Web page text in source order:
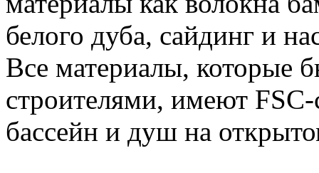
белого дуба, сайдинг и
Все материалы, которые
строителями, имеют
бассейн и душ на